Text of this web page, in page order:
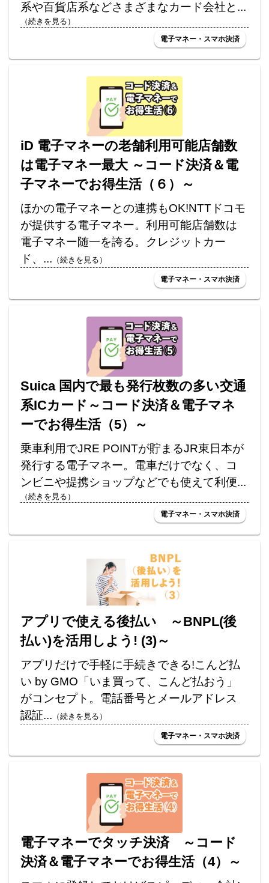
系や百貨店系などさまざまなカード会社と...
（続きを見る）
電子マネー・スマホ決済
iD 電子マネーの老舗利用可能店舗数
は電子マネー最大 ～コード決済＆電
子マネーでお得生活（６）～
ほかの電子マネーとの連携もOK!NTTドコモ
が提供する電子マネー。利用可能店舗数は
電子マネー随一を誇る。クレジットカー
ド、... （続きを見る）
電子マネー・スマホ決済
Suica 国内で最も発行枚数の多い交通
系ICカード～コード決済＆電子マネ
ーでお得生活（5）～
乗車利用でJRE POINTが貯まるJR東日本が
発行する電子マネー。電車だけでなく、コ
ンビニや提携ショップなどでも使えて利便...
（続きを見る）
電子マネー・スマホ決済
アプリで使える後払い ～BNPL(後
払い)を活用しよう! (3)～
アプリだけで手軽に手続きできる!こんど払
い by GMO「いま買って、こんど払おう」
がコンセプト。電話番号とメールアドレス
認証... （続きを見る）
電子マネー・スマホ決済
電子マネーでタッチ決済 ～コード
決済＆電子マネーでお得生活（4）～